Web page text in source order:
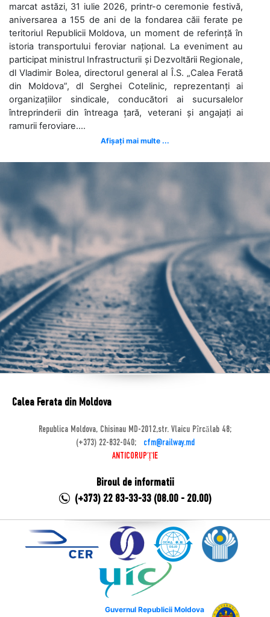
marcat astăzi, 31 iulie 2026, printr-o ceremonie festivă,
aniversarea a 155 de ani de la fondarea căii ferate pe
teritoriul Republicii Moldova, un moment de referință în
istoria transportului feroviar național. La eveniment au
participat ministrul Infrastructurii și Dezvoltării Regionale,
dl Vladimir Bolea, directorul general al Î.S. „Calea Ferată
din Moldova”, dl Serghei Cotelinic, reprezentanți ai
organizațiilor sindicale, conducători ai sucursalelor
întreprinderii din întreaga țară, veterani și angajați ai
ramurii feroviare....
Afișați mai multe ...
Calea Ferata din Moldova
Republica Moldova, Chisinau MD-2012,str. Vlaicu Pîrcălab 48;
(+373) 22-832-040;
cfm@railway.md
ANTICORUPȚIE
Biroul de informatii
(+373) 22 83-33-33 (08.00 - 20.00)
Guvernul Republicii Moldova